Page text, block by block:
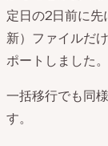
定日の2日前に
新）ファイルだ
ポートしました。
一括移行でも同
す。